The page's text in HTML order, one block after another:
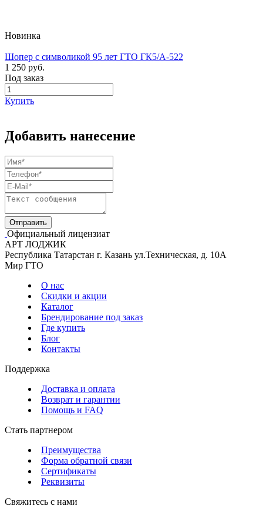
Новинка
Шопер с символикой 95 лет ГТО ГК5/А-522
1 250 руб.
Под заказ
Купить
Добавить нанесение
Официальный лицензиат
АРТ ЛОДЖИК
Республика Татарстан г. Казань ул.Техническая, д. 10А
Мир ГТО
О нас
Скидки и акции
Каталог
Брендирование под заказ
Где купить
Блог
Контакты
Поддержка
Доставка и оплата
Возврат и гарантии
Помощь и FAQ
Стать партнером
Преимущества
Форма обратной связи
Сертификаты
Реквизиты
Свяжитесь с нами